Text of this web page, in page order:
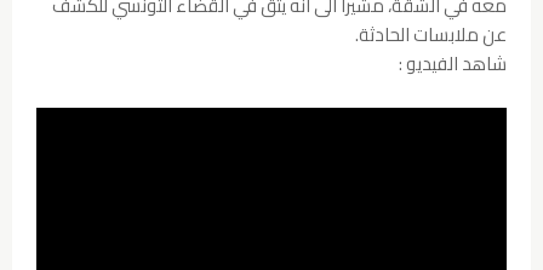
عن ملابسات الحادثة.
شاهد الفيديو :